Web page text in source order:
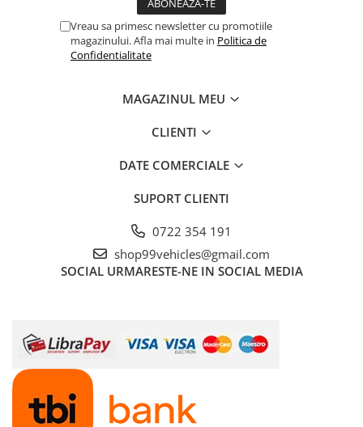
Vreau sa primesc newsletter cu promotiile
magazinului. Afla mai multe in Politica de
Confidentialitate
MAGAZINUL MEU
CLIENTI
DATE COMERCIALE
SUPORT CLIENTI
0722 354 191
shop99vehicles@gmail.com
SOCIAL URMARESTE-NE IN SOCIAL MEDIA